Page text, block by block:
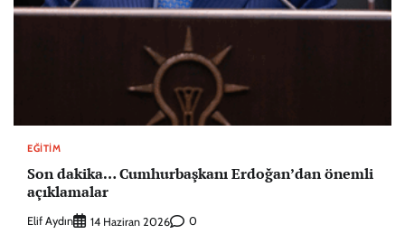
EĞITIM
Son dakika… Cumhurbaşkanı Erdoğan’dan önemli
açıklamalar
Elif Aydın 14 Haziran 2026 0